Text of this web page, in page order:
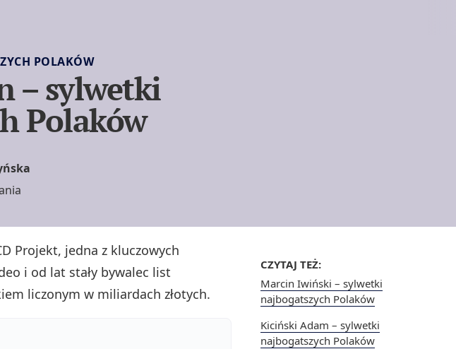
POLAKÓW
– sylwetki
Polaków
CZYTAJ TEŻ:
Marcin Iwiński – sylwetki
najbogatszych Polaków
Kiciński Adam – sylwetki
najbogatszych Polaków
Projekt, jedna z kluczowych
i od lat stały bywalec list
liczonym w miliardach złotych.